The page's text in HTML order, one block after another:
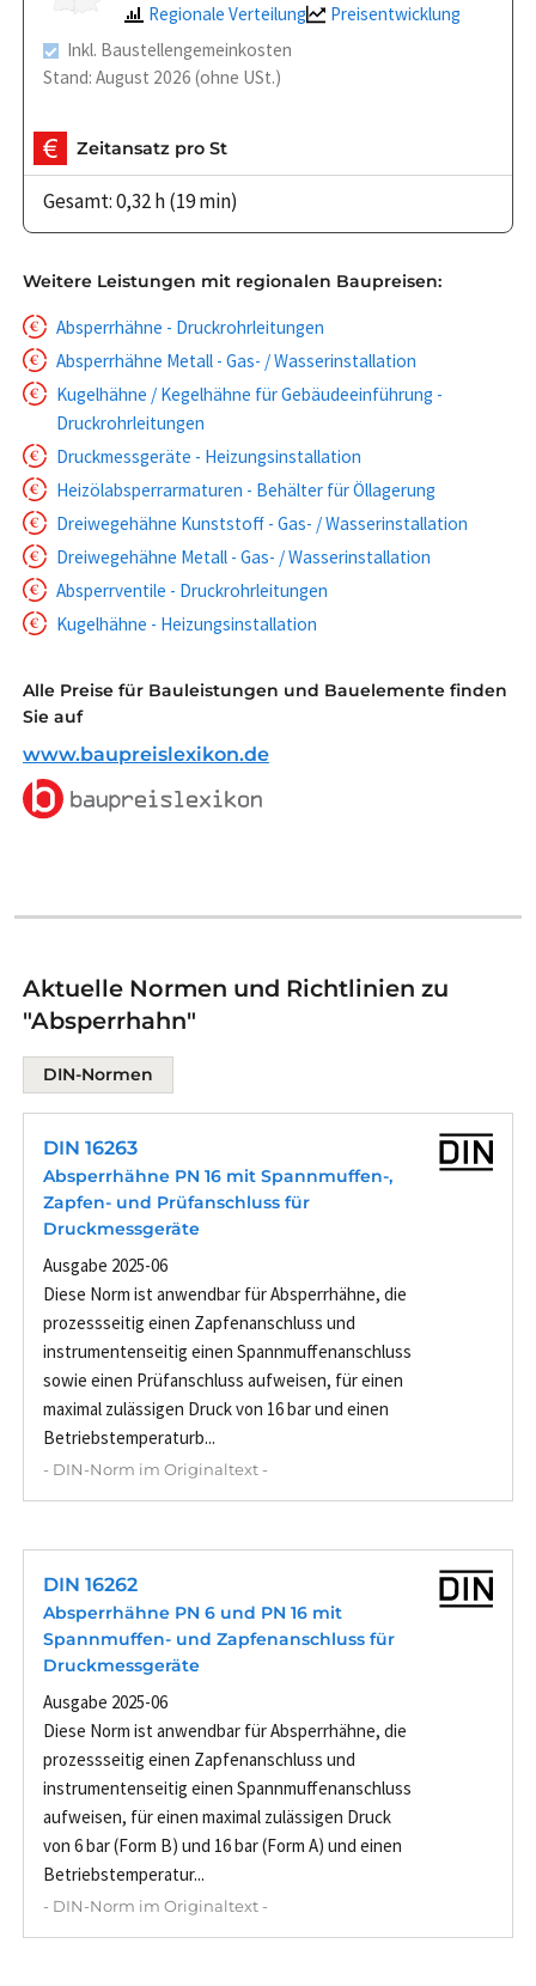
Regionale Verteilung
Preisentwicklung
Inkl. Baustellengemeinkosten
Stand: August 2026 (ohne USt.)
Zeitansatz pro St
Gesamt: 0,32 h (19 min)
Weitere Leistungen mit regionalen Baupreisen:
Absperrhähne - Druckrohrleitungen
Absperrhähne Metall - Gas- / Wasserinstallation
Kugelhähne / Kegelhähne für Gebäudeeinführung -
Druckrohrleitungen
Druckmessgeräte - Heizungsinstallation
Heizölabsperrarmaturen - Behälter für Öllagerung
Dreiwegehähne Kunststoff - Gas- / Wasserinstallation
Dreiwegehähne Metall - Gas- / Wasserinstallation
Absperrventile - Druckrohrleitungen
Kugelhähne - Heizungsinstallation
Alle Preise für Bauleistungen und Bauelemente finden
Sie auf
www.baupreislexikon.de
Aktuelle Normen und Richtlinien zu
"Absperrhahn"
DIN-Normen
DIN 16263
Absperrhähne PN 16 mit Spannmuffen-,
Zapfen- und Prüfanschluss für
Druckmessgeräte
Ausgabe 2025-06
Diese Norm ist anwendbar für Absperrhähne, die
prozessseitig einen Zapfenanschluss und
instrumentenseitig einen Spannmuffenanschluss
sowie einen Prüfanschluss aufweisen, für einen
maximal zulässigen Druck von 16 bar und einen
Betriebstemperaturb...
- DIN-Norm im Originaltext -
DIN 16262
Absperrhähne PN 6 und PN 16 mit
Spannmuffen- und Zapfenanschluss für
Druckmessgeräte
Ausgabe 2025-06
Diese Norm ist anwendbar für Absperrhähne, die
prozessseitig einen Zapfenanschluss und
instrumentenseitig einen Spannmuffenanschluss
aufweisen, für einen maximal zulässigen Druck
von 6 bar (Form B) und 16 bar (Form A) und einen
Betriebstemperatur...
- DIN-Norm im Originaltext -